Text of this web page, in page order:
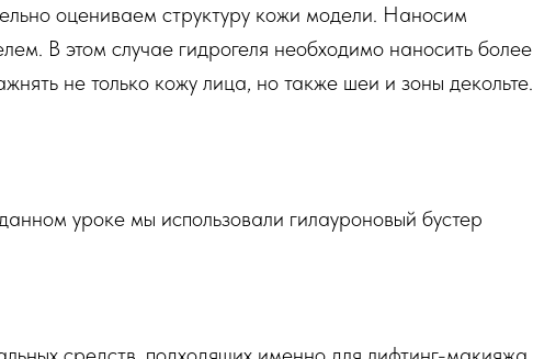
оцениваем структуру кожи модели. Наносим
В этом случае гидрогеля необходимо наносить более
не только кожу лица, но также шеи и зоны декольте.
уроке мы использовали гилауроновый бустер